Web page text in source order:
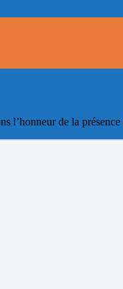
l’honneur de la